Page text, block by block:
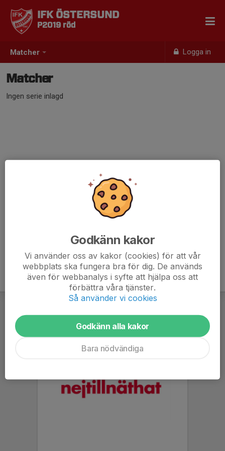
Matcher Logga in
IFK ÖSTERSUND
P2019 röd
Matcher
Ingen serie inlagd
Godkänn kakor
Vi använder oss av kakor (cookies) för att vår
webbplats ska fungera bra för dig. De används
även för webbanalys i syfte att hjälpa oss att
förbättra våra tjänster.
Så använder vi cookies
Godkänn alla kakor
Bara nödvändiga